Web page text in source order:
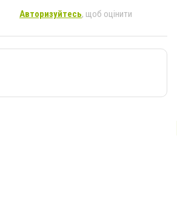
Авторизуйтесь, щоб оцінити